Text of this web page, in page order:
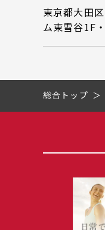
東京都大田
ム東雪谷1F
総合トップ